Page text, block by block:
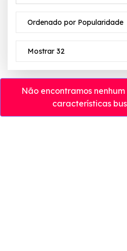
Não encontramos
características